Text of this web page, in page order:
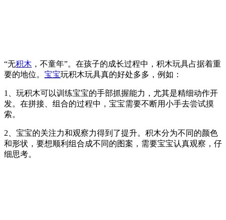
“无积木 ，不童年”。在孩子的成长过程中，积木玩具占据着重
要的地位。 宝宝玩积木玩具真的好处多多，例如：
1、玩积木可以训练宝宝的手部抓握能力，尤其是精细动作开
发。在拼接、组合的过程中，宝宝需要不断用小手去尝试摸
索。
2、宝宝的关注力和观察力得到了提升。积木分为不同的颜色
和形状，要想顺利组合成不同的图案，需要宝宝认真观察，仔
细思考。